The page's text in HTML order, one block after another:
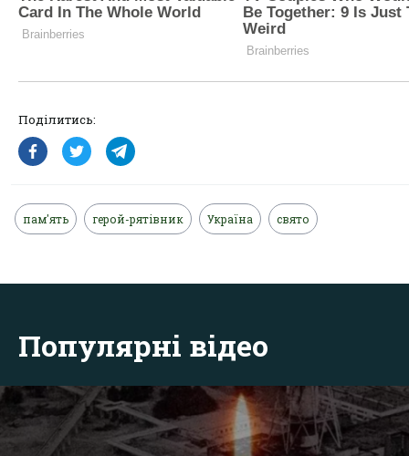
Поділитись:
пам'ять герой-рятівник Україна свято
Популярні відео